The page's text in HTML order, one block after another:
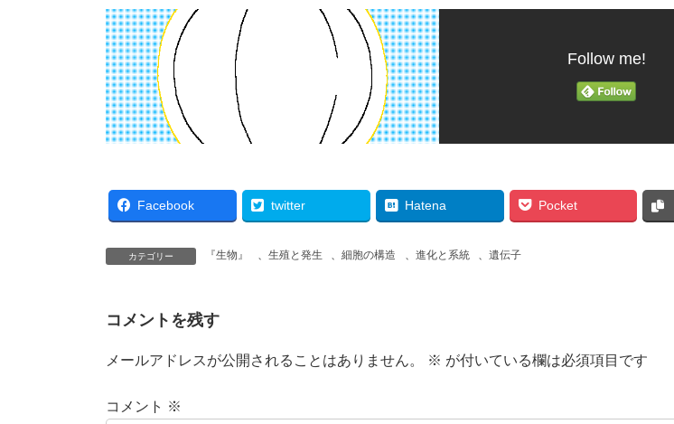
Follow me!
Facebook twitter Hatena Pocket
カテゴリー 『生物』 、 生殖と発生 、細胞の構造 、 進化と系統 、遺伝子
コメントを残す
メールアドレスが公開されることはありません。 ※ が付いている欄は必須項目です
コメント ※